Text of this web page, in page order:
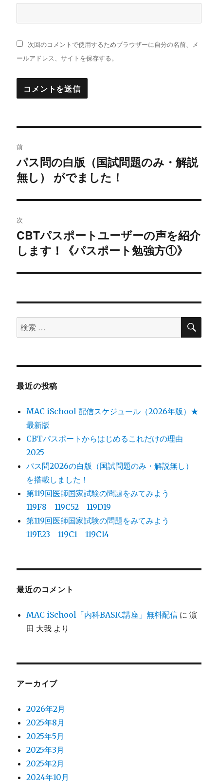
次回のコメントで使用するためブラウザーに自分の名前、メ
ールアドレス、サイトを保存する。
稿
ナ
ビ
ゲ
ー
シ
ン
前
過
去
投
稿:
パス問の白版（国試問題のみ・解説
無し） がでました！
次
次
の
稿:
CBTパスポートユーザーの声を紹介
します！《パスポート勉強方①》
検
索
象:
検
最近の投稿
MAC iSchool 配信スケジュール（2026年版）★
最新版
CBTパスポートからはじめるこれだけの理由
2025
パス問2026の白版（国試問題のみ・解説無し）
を搭載しました！
第119回医師国家試験の問題をみてみよう
119F8 119C52 119D19
第119回医師国家試験の問題をみてみよう
119E23 119C1 119C14
最近のコメント
MAC iSchool「内科BASIC講座」無料配信 に濵
田 大我 より
アーカイブ
2026年2月
2025年8月
2025年5月
2025年3月
2025年2月
2024年10月